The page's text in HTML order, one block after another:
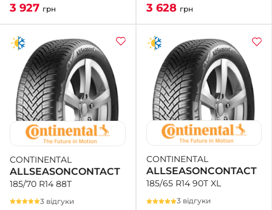
3 927 грн 3 628 грн
CONTINENTAL
ALLSEASONCONTACT
185/70 R14 88T
3 відгуки
CONTINENTAL
ALLSEASONCONTACT
185/65 R14 90T XL
3 відгуки